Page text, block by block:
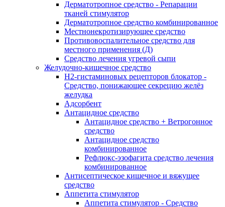
Дерматотропное средство - Репарации
тканей стимулятор
Дерматотропное средство комбинированное
Местнонекротизирующее средство
Противовоспалительное средство для
местного применения (Д)
Средство лечения угревой сыпи
Желудочно-кишечное средство
H2-гистаминовых рецепторов блокатор -
Средство, понижающее секрецию желёз
желудка
Адсорбент
Антацидное средство
Антацидное средство + Ветрогонное
средство
Антацидное средство
комбинированное
Рефлюкс-эзофагита средство лечения
комбинированное
Антисептическое кишечное и вяжущее
средство
Аппетита стимулятор
Аппетита стимулятор - Средство